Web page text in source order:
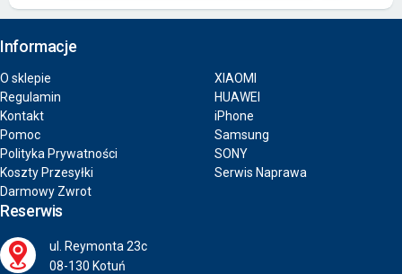
Informacje
O sklepie
Regulamin
Kontakt
Pomoc
Polityka Prywatności
Koszty Przesyłki
Darmowy Zwrot
XIAOMI
HUAWEI
iPhone
Samsung
SONY
Serwis Naprawa
Reserwis
ul. Reymonta 23c
08-130 Kotuń